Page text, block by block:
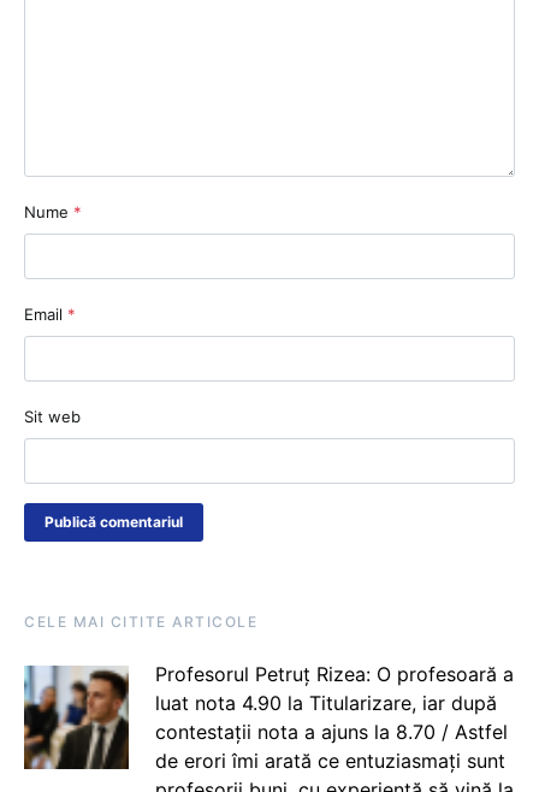
Nume *
Email *
Sit web
CELE MAI CITITE ARTICOLE
Profesorul Petruț Rizea: O profesoară a
luat nota 4.90 la Titularizare, iar după
contestații nota a ajuns la 8.70 / Astfel
de erori îmi arată ce entuziasmați sunt